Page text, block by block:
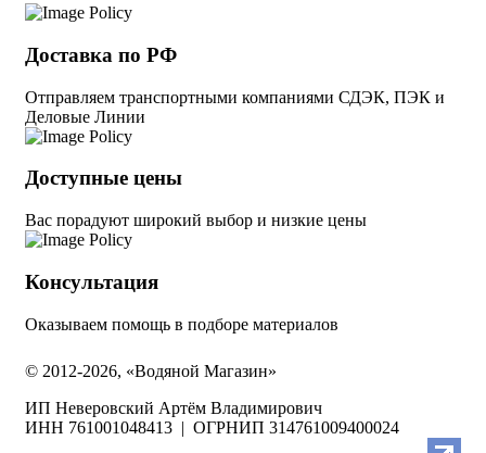
Доставка по РФ
Отправляем транспортными компаниями СДЭК, ПЭК и
Деловые Линии
Доступные цены
Вас порадуют широкий выбор и низкие цены
Консультация
Оказываем помощь в подборе материалов
© 2012-2026, «Водяной Магазин»
ИП Неверовский Артём Владимирович
ИНН 761001048413 | ОГРНИП 314761009400024